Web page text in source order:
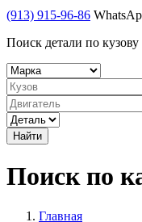
(913) 915-96-86
Поиск детали по
Найти
Поиск по
Главная